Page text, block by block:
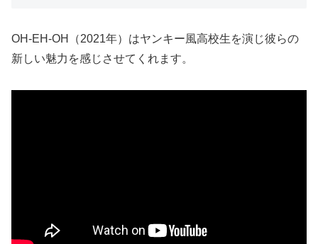
OH-EH-OH（2021年）はヤンキー風高校生を演じ彼らの
新しい魅力を感じさせてくれます。